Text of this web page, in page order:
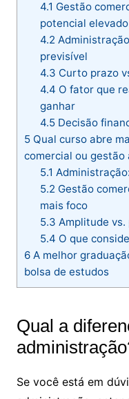
4.1 Gestão
potencial elevado
4.2
previsível
4.3 Curto prazo
4.4 O fator que
ganhar
4.5Decisão
5Qual curso abre
comercial ou gestão
5.1
5.2 Gestão
mais foco
5.3 Amplitude
5.4 O que
6A melhor
bolsa de estudos
Qual a
Se você está em